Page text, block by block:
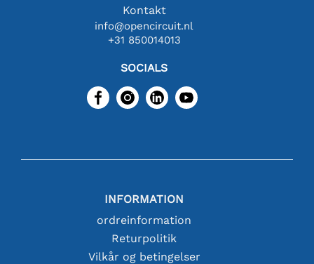
Kontakt
info@opencircuit.nl
+31 850014013
SOCIALS
INFORMATION
ordreinformation
Returpolitik
Vilkår og betingelser